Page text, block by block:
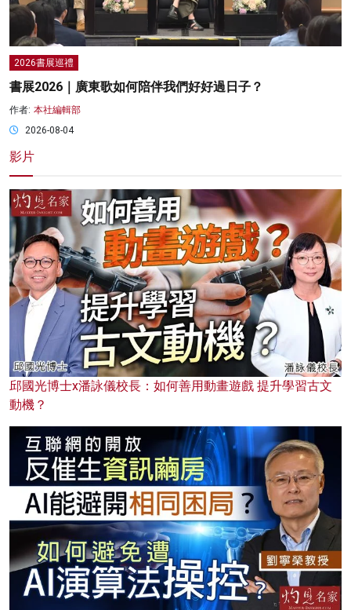
2026書展巡禮
書展2026｜廣東歌如何陪伴我們好好過日子？
作者: 本社編輯部
2026-08-04
影片
邱國光博士x潘詠儀校長：如何善用動畫遊戲 提升學習古文
動機？